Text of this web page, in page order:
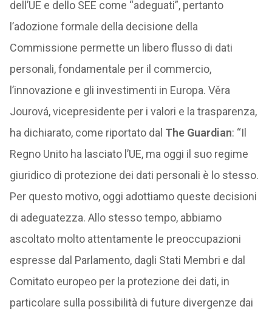
dell’UE e dello SEE come “adeguati”, pertanto
l’adozione formale della decisione della
Commissione permette un libero flusso di dati
personali, fondamentale per il commercio,
l’innovazione e gli investimenti in Europa. Věra
Jourová, vicepresidente per i valori e la trasparenza,
ha dichiarato, come riportato dal The Guardian: “Il
Regno Unito ha lasciato l’UE, ma oggi il suo regime
giuridico di protezione dei dati personali è lo stesso.
Per questo motivo, oggi adottiamo queste decisioni
di adeguatezza. Allo stesso tempo, abbiamo
ascoltato molto attentamente le preoccupazioni
espresse dal Parlamento, dagli Stati Membri e dal
Comitato europeo per la protezione dei dati, in
particolare sulla possibilità di future divergenze dai